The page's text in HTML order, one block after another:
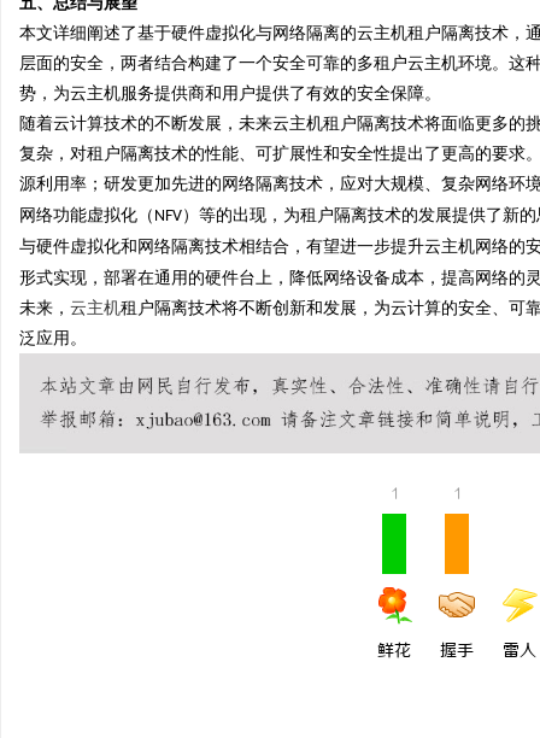
本文详细阐述了基于硬件虚拟化与网络隔离的云主机租户隔离技术
层面的安全，两者结合构建了一个安全可靠的多租户云主机环境。
势，为云主机服务提供商和用户提供了有效的安全保障。
随着云计算技术的不断发展，未来云主机租户隔离技术将面临更多
复杂，对租户隔离技术的性能、可扩展性和安全性提出了更高的要
源利用率；研发更加先进的网络隔离技术，应对大规模、复杂网络环
网络功能虚拟化（ NFV）等的出现，为租户隔离技术的发展提供了新
与硬件虚拟化和网络隔离技术相结合，有望进一步提升云主机网络的
形式实现，部署在通用的硬件台上，降低网络设备成本，提高网络的
未来， 云主机租户隔离技术将不断创新和发展，为云计算的安全、可
泛应用。
1
鲜花
1
握手 雷人